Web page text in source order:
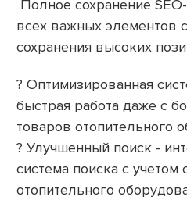
Полное сохранение
всех важных элементов
сохранения высоких
? Оптимизированная
быстрая работа даже с
товаров отопительного
? Улучшенный поиск -
система поиска с учетом
отопительного